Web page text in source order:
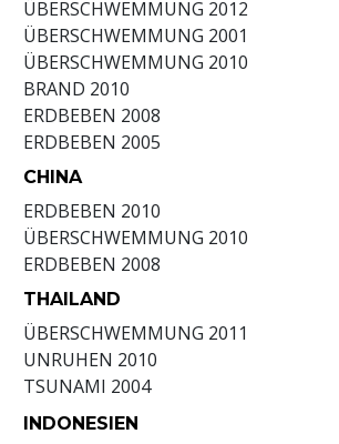
ÜBERSCHWEMMUNG 2012
ÜBERSCHWEMMUNG 2001
ÜBERSCHWEMMUNG 2010
BRAND 2010
ERDBEBEN 2008
ERDBEBEN 2005
CHINA
ERDBEBEN 2010
ÜBERSCHWEMMUNG 2010
ERDBEBEN 2008
THAILAND
ÜBERSCHWEMMUNG 2011
UNRUHEN 2010
TSUNAMI 2004
INDONESIEN